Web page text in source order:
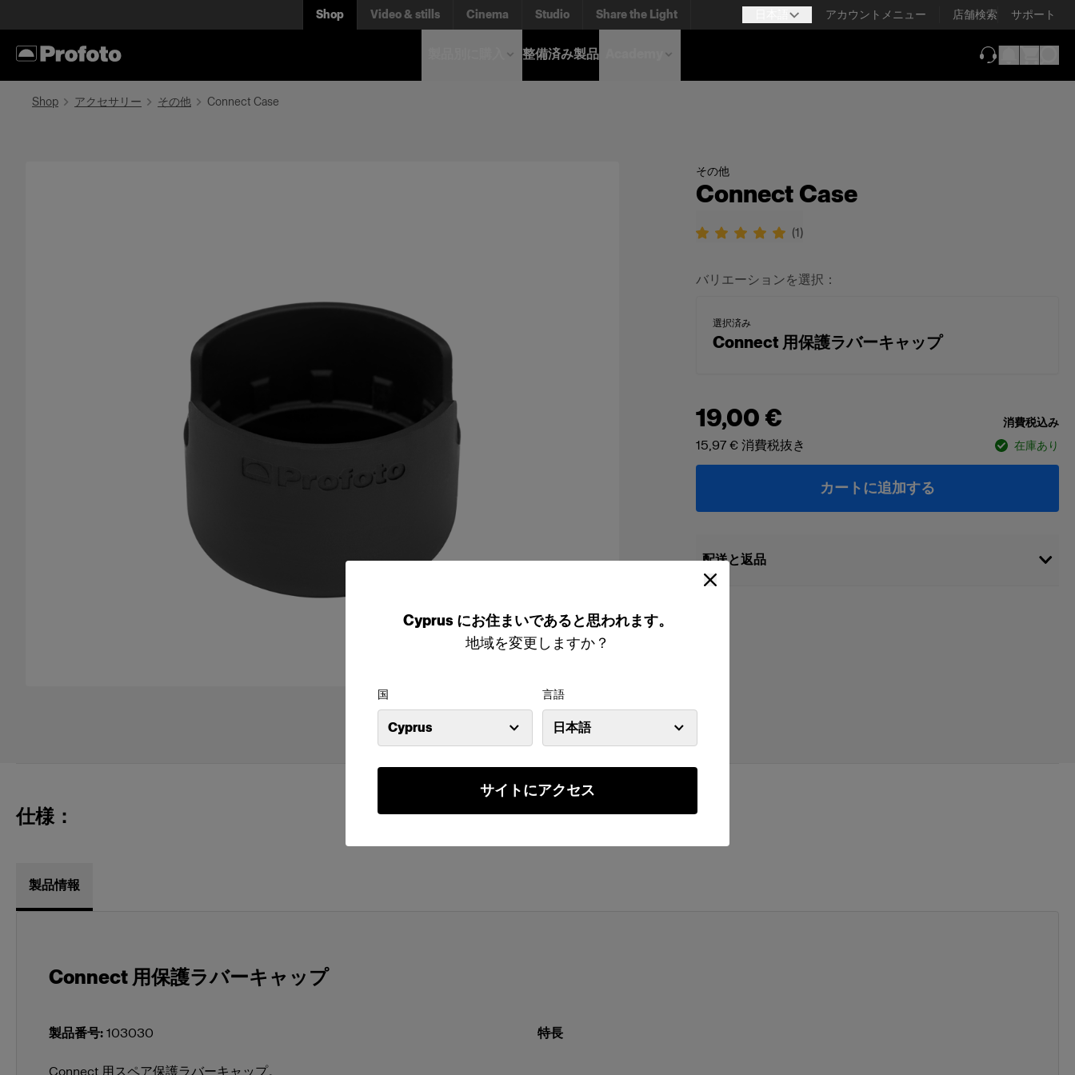
Cyprus にお住まいであると思われます。
地域を変更しますか？
国
Cyprus
言語
日本語
サイトにアクセス
Shop Video & stills Cinema Studio Share the Light アカウントメニュー 店舗検索 サポート
整備済み製品
Shop アクセサリー その他 Connect Case
その他
Connect Case
(1)
バリエーションを選択：
選択済み
Connect 用保護ラバーキャップ
19,00 € 消費税込み
15,97 € 消費税抜き 在庫あり
カートに追加する
配送と返品
仕様：
製品情報
Connect 用保護ラバーキャップ
製品番号: 103030
Connect 用スペア保護ラバーキャップ。
特長